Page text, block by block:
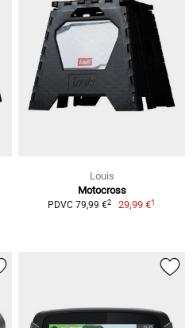
Louis
Motocross
PDVC 79,99 €2 29,99 €1